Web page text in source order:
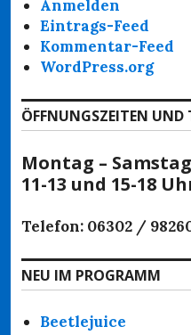
Anmelden
Eintrags-Feed
Kommentar-Feed
WordPress.org
ÖFFNUNGSZEITEN UND
Montag – Samstag
11-13 und 15-18
Telefon: 06302 /
NEU IM PROGRAMM
Beetlejuice